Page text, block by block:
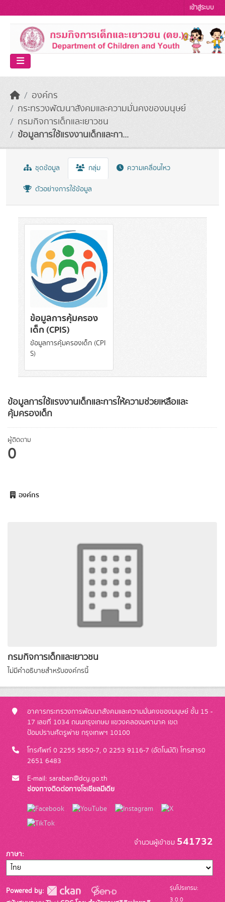
เข้าสู่ระบบ
องค์กร
กระทรวงพัฒนาสังคมและความมั่นคงของมนุษย์
กรมกิจการเด็กและเยาวชน
ข้อมูลการใช้แรงงานเด็กและกา...
ข้อมูลการใช้แรงงานเด็กและการให้ความช่วยเหลือและ
คุ้มครองเด็ก
ผู้ติดตาม
0
องค์กร
กรมกิจการเด็กและเยาวชน
ไม่มีคำอธิบายสำหรับองค์กรนี้
ชุดข้อมูล กลุ่ม ความเคลื่อนไหว
ตัวอย่างการใช้ข้อมูล
ข้อมูลการคุ้มครอง
เด็ก (CPIS)
ข้อมูลการคุ้มครองเด็ก (CPI
S)
อาคารกระทรวงการพัฒนาสังคมและความมั่นคงของมนุษย์ ชั้น 15 -
17 เลขที่ 1034 ถนนกรุงเกษม แขวงคลองมหานาค เขต
ป้อมปราบศัตรูพ่าย กรุงเทพฯ 10100
โทรศัพท์ 0 2255 5850-7, 0 2253 9116-7 (อัตโนมัติ) โทรสาร0
2651 6483
E-mail: saraban@dcy.go.th
ช่องทางติดต่อทางโซเชียลมีเดีย
จำนวนผู้เข้าชม 541732
ภาษา
Powered by:
รุ่นโปรแกรม:
3.0.0